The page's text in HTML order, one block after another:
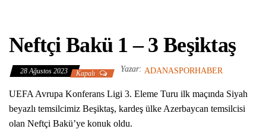
Neftçi Bakü 1 – 3 Beşiktaş
28 Ağustos 2023 Kapalı Yazar: ADANASPORHABER
UEFA Avrupa Konferans Ligi 3. Eleme Turu ilk maçında Siyah
beyazlı temsilcimiz Beşiktaş, kardeş ülke Azerbaycan temsilcisi
olan Neftçi Bakü’ye konuk oldu.